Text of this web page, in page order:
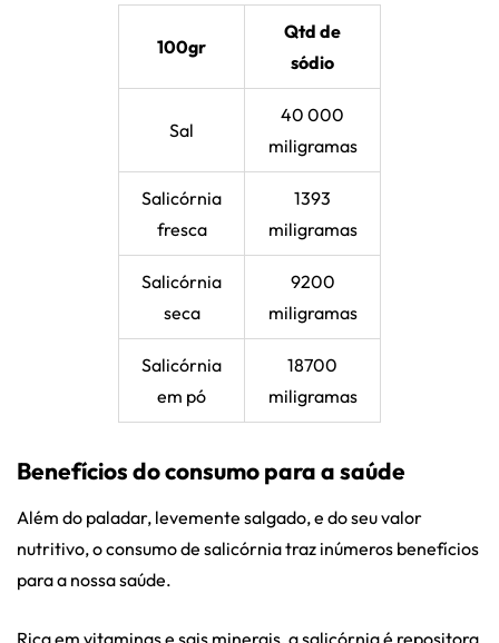
100gr
Qtd de
sódio
Sal
40 000
miligramas
Salicórnia
fresca
1393
miligramas
Salicórnia
seca
9200
miligramas
Salicórnia
em pó
18700
miligramas
Benefícios do consumo para a saúde
Além do paladar, levemente salgado, e do seu valor
nutritivo, o consumo de salicórnia traz inúmeros benefícios
para a nossa saúde.
Rica em vitaminas e sais minerais, a salicórnia é repositora